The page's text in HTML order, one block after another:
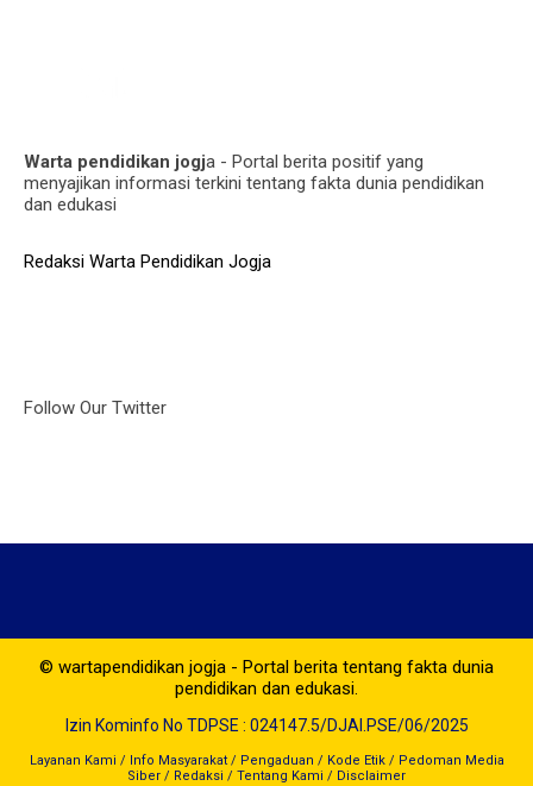
Warta pendidikan jogja - Portal berita positif yang
menyajikan informasi terkini tentang fakta dunia pendidikan
dan edukasi
Redaksi Warta Pendidikan Jogja
Follow Our Twitter
© wartapendidikan jogja - Portal berita tentang fakta dunia
pendidikan dan edukasi.
Izin Kominfo No TDPSE : 024147.5/DJAI.PSE/06/2025
Layanan Kami / Info Masyarakat/ Pengaduan / Kode Etik/ Pedoman Media
Siber / Redaksi / Tentang Kami / Disclaimer